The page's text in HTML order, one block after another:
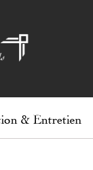
& Entretien